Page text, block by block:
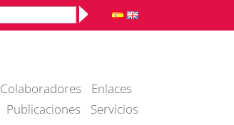
Alternative:
Colaboradores
Enlaces
Publicaciones Servicios